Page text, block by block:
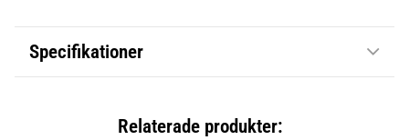
Specifikationer
Relaterade produkter: